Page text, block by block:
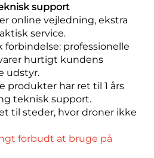
support
online vejledning, ekstra
service.
forbindelse: professionelle
hurtigt kundens
udstyr.
produkter har ret til 1 års
teknisk support.
til steder, hvor droner ikke
forbudt at bruge på